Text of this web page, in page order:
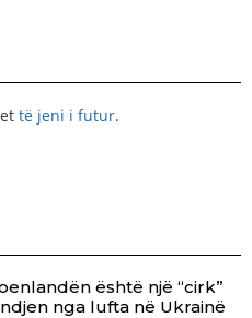
të jeni i futur.
është një “cirk”
nga lufta në Ukrainë